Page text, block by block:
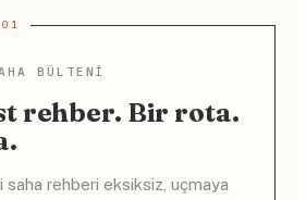
BÜLTENI
rehber. Bir rota.
saha rehberi eksiksiz, uçmaya